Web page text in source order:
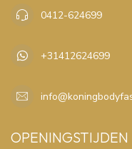
0412-624699
+31412624699
OPENINGSTIJDEN